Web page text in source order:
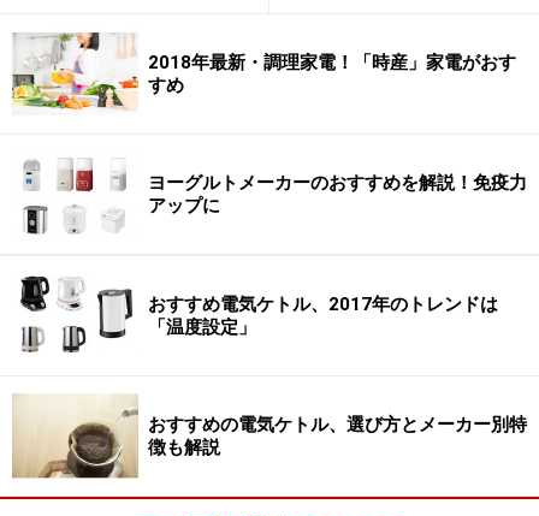
siroca 米粉パンコース搭載 2斤対応ホームベーカリー
SHB-212 SHB-212
Amazonで見る
siroca ヨーグルト・パスタ生地も作れる 餅・米粉/ご
2018年最新・調理家電！「時産」家電がおす
すめ
ヨーグルトメーカーのおすすめを解説！免疫力
アップに
おすすめ電気ケトル、2017年のトレンドは
「温度設定」
おすすめの電気ケトル、選び方とメーカー別特
徴も解説